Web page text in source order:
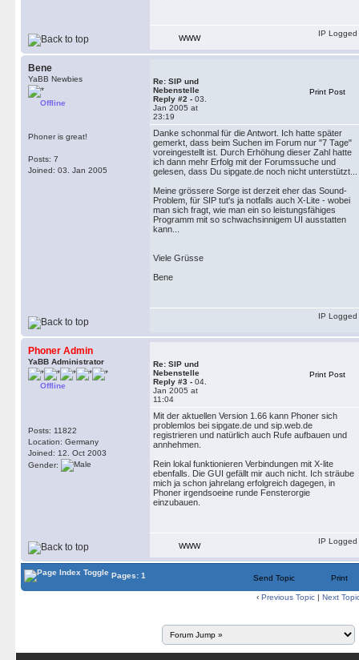
WWW
IP Logged
Bene
YaBB Newbies
Offline
Phoner is great!
Posts: 7
Joined: 03. Jan 2005
Re: SIP und
Nebenstelle
Reply #2 - 03.
Jan 2005 at
23:19
Print Post
Danke schonmal für die Antwort. Ich hatte später
gemerkt, dass beim Suchen im Forum nur "7 Tage"
voreingestellt ist. Durch Erhöhung dieser Zahl hatte
ich dann mehr Erfolg mit der Forumssuche und
gelesen, dass Du sipgate.de noch nicht unterstützt...
Meine grössere Sorge ist derzeit eher das Sound-
Problem, für SIP tut's ja notfalls auch X-Lite - wobei
man sich fragt, wie man ein so leistungsfähiges
Programm mit so schwachsinnigem UI ausstatten
kann...
Viele Grüsse
Bene
IP Logged
Phoner Admin
YaBB Administrator
Offline
Posts: 11822
Location: Germany
Joined: 12. Oct 2003
Gender:
Re: SIP und
Nebenstelle
Reply #3 - 04.
Jan 2005 at
11:04
Print Post
Mit der aktuellen Version 1.66 kann Phoner sich
problemlos bei sipgate.de und sip.web.de
registrieren und natürlich auch Rufe aufbauen und
annhehmen.
Rein lokal funktionieren Verbindungen mit X-lite
ebenfalls. Die GUI gefällt mir auch nicht. Ich sträube
mich ja schon jahrelang erfolgreich dagegen, in
Phoner irgendsoeine runde Fensterorgie
einzubauen.
WWW
IP Logged
Pages: 1 Send Topic Print
‹ Previous Topic | Next